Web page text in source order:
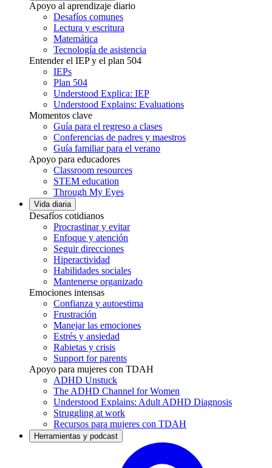
Apoyo al aprendizaje diario
Desafíos comunes
Lectura y escritura
Matemática
Tecnología de asistencia
Entender el IEP y el plan 504
IEPs
Plan 504
Understood Explica: IEP
Understood Explains: Evaluations
Momentos clave
Guía para el regreso a clases
Conferencias de padres y maestros
Guía familiar para el verano
Apoyo para educadores
Classroom resources
STEM education
Through My Eyes
Vida diaria
Desafíos cotidianos
Procrastinar y evitar
Enfoque y atención
Seguir direcciones
Hiperactividad
Habilidades sociales
Mantenerse organizado
Emociones intensas
Confianza y autoestima
Frustración
Manejar las emociones
Estrés y ansiedad
Rabietas y crisis
Support for parents
Apoyo para mujeres con TDAH
ADHD Unstuck
The ADHD Channel for Women
Understood Explains: Adult ADHD Diagnosis
Struggling at work
Recursos para mujeres con TDAH
Herramientas y podcast